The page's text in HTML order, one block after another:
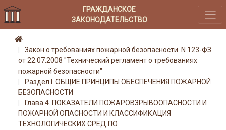
ГРАЖДАНСКОЕ
ЗАКОНОДАТЕЛЬСТВО
Закон о требованиях пожарной безопасности. N 123-ФЗ
от 22.07.2008 "Технический регламент о требованиях
пожарной безопасности"
Раздел I. ОБЩИЕ ПРИНЦИПЫ ОБЕСПЕЧЕНИЯ ПОЖАРНОЙ
БЕЗОПАСНОСТИ
Глава 4. ПОКАЗАТЕЛИ ПОЖАРОВЗРЫВООПАСНОСТИ И
ПОЖАРНОЙ ОПАСНОСТИ И КЛАССИФИКАЦИЯ
ТЕХНОЛОГИЧЕСКИХ СРЕД ПО